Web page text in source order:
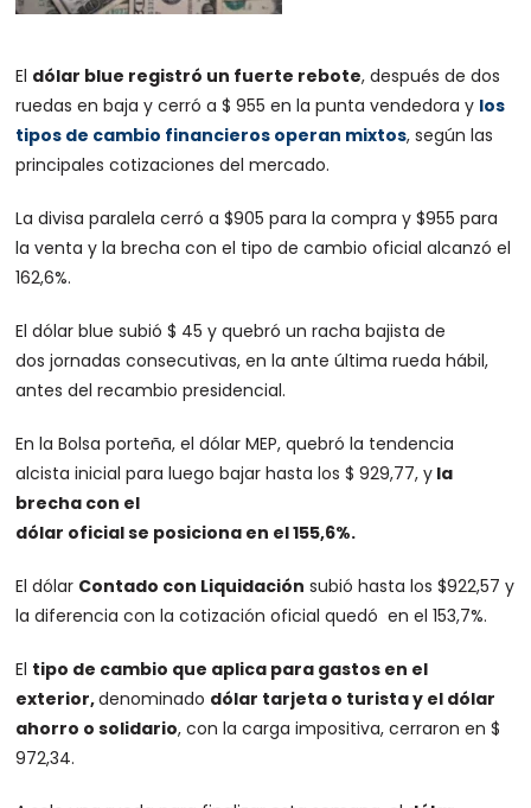
El dólar blue registró un fuerte rebote, después de dos
ruedas en baja y cerró a $ 955 en la punta vendedora y los
tipos de cambio financieros operan mixtos, según las
principales cotizaciones del mercado.
La divisa paralela cerró a $905 para la compra y $955 para
la venta y la brecha con el tipo de cambio oficial alcanzó el
162,6%.
El dólar blue subió $ 45 y quebró un racha bajista de
dos jornadas consecutivas, en la ante última rueda hábil,
antes del recambio presidencial.
En la Bolsa porteña, el dólar MEP, quebró la tendencia
alcista inicial para luego bajar hasta los $ 929,77, y la
brecha con el
dólar oficial se posiciona en el 155,6%.
El dólar Contado con Liquidación subió hasta los $922,57 y
la diferencia con la cotización oficial quedó en el 153,7%.
El tipo de cambio que aplica para gastos en el
exterior,denominado dólar tarjeta o turista y el dólar
ahorro o solidario, con la carga impositiva, cerraron en $
972,34.